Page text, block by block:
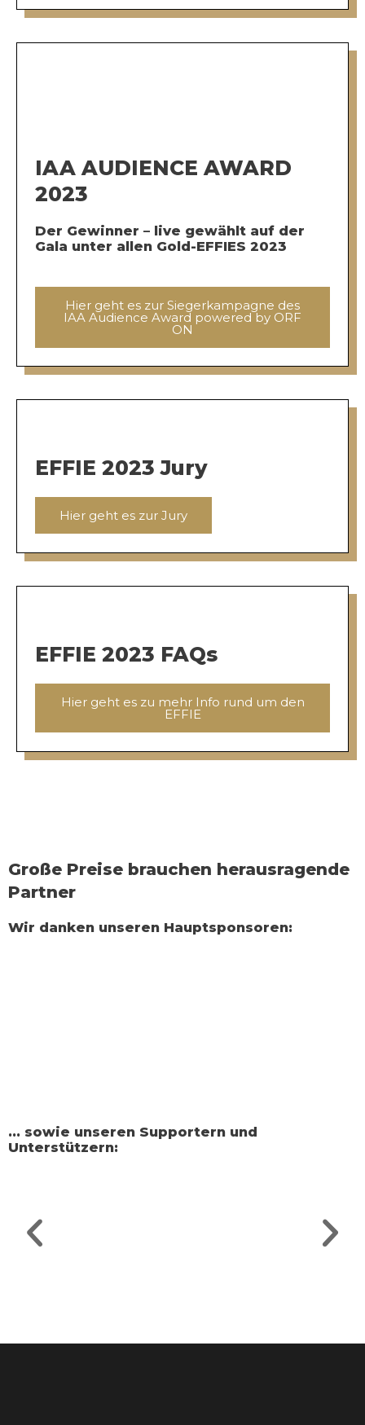
IAA AUDIENCE AWARD
2023
Der Gewinner – live gewählt auf der
Gala unter allen Gold-EFFIES 2023
Hier geht es zur Siegerkampagne des
IAA Audience Award powered by ORF
ON
EFFIE 2023 Jury
Hier geht es zur Jury
EFFIE 2023 FAQs
Hier geht es zu mehr Info rund um den
EFFIE
Große Preise brauchen herausragende
Partner
Wir danken unseren Hauptsponsoren:
... sowie unseren Supportern und
Unterstützern:
V
N